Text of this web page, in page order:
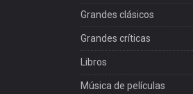
Grandes clásicos
Grandes críticas
Libros
Música de películas